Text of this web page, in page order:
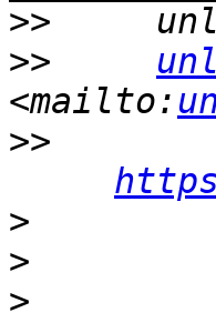
>>
>>
<mailto:
>>
>
>
>